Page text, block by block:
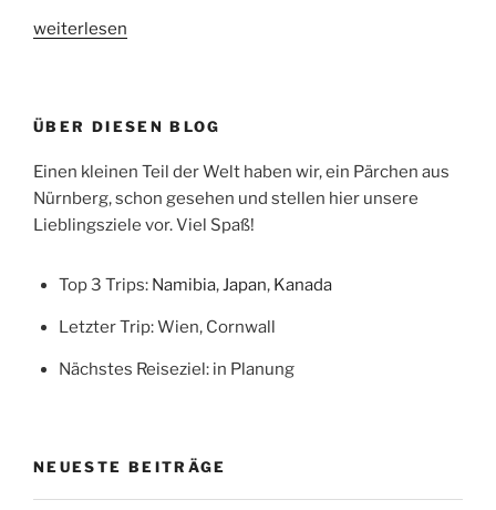
„Über
weiterlesen
ÜBER DIESEN BLOG
Einen kleinen Teil der Welt haben wir, ein Pärchen aus
Nürnberg, schon gesehen und stellen hier unsere
Lieblingsziele vor. Viel Spaß!
Top 3 Trips: Namibia,Japan, Kanada
Letzter Trip: Wien, Cornwall
Nächstes Reiseziel: in Planung
NEUESTE BEITRÄGE